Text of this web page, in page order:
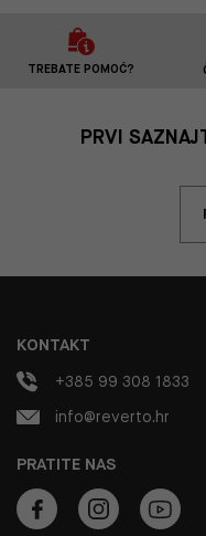
TREBATE POMOĆ?
PRVI
PRATITE NAS
KONTAKT
+385 99 308 1833
info@reverto.hr